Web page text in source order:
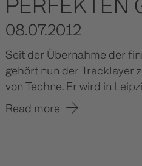
PERFEKTEN
08.07.2012
Seit der Übernahme der
gehört nun der Tracklayer
von Techne. Er wird in
Read more